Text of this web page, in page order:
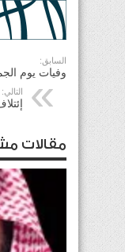
السابق:
وفيات يوم الجمعة
التالي:
مقالات